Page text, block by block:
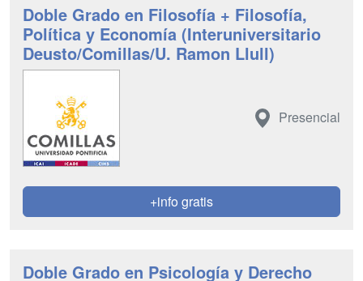
Doble Grado en Filosofía + Filosofía,
Política y Economía (Interuniversitario
Deusto/Comillas/U. Ramon Llull)
Presencial
+info gratis
Doble Grado en Psicología y Derecho